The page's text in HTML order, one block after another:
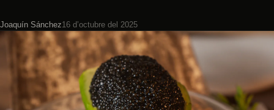
Joaquín Sánchez16 d’octubre del 2025